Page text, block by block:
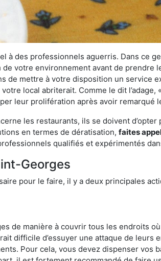
à des professionnels aguerris. Dans ce
votre environnement avant de prendre
de mettre à votre disposition un service
local abriterait. Comme le dit l’adage,
leur prolifération après avoir remarqué
les restaurants, ils se doivent d’opter
en termes de dératisation, faites
qualifiés et expérimentés
Georges
pour le faire, il y a deux principales
de manière à couvrir tous les endroits
difficile d’essuyer une attaque de leurs
Pour cela, vous devez dispenser vos